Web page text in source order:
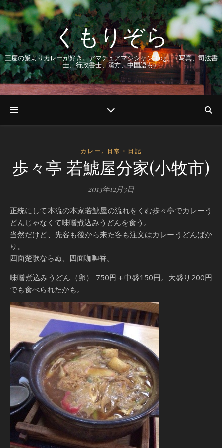
くもりぞら
三度の飯よりカレーが好き。アマチュアマジシャンBlog。（写真、司法書
士、行政書士、漢方、中国語も）
カレー, 日常・日記
歩々亭 若鯱屋分家(小牧市)
2013年12月3日
正統にして本流の本家若鯱屋の流れをくむ歩々亭でカレーう
どんじゃなくて味噌煮込みうどんを食う。
当然だけど、先客も後から来た客も注文はカレーうどんばか
り。
四面楚歌ならぬ、四面咖喱香。
味噌煮込みうどん（卵） 750円＋中盛150円。大盛り200円
でも食べられたかも。